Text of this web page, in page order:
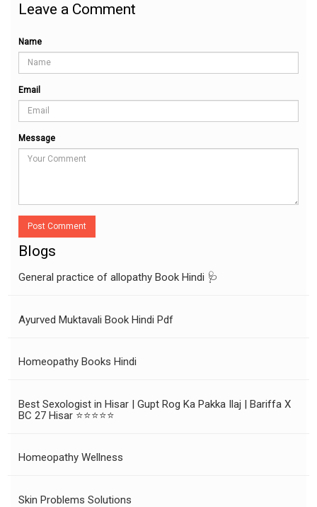
Leave a Comment
Name
Email
Message
Post Comment
Blogs
General practice of allopathy Book Hindi 🩺
Ayurved Muktavali Book Hindi Pdf
Homeopathy Books Hindi
Best Sexologist in Hisar | Gupt Rog Ka Pakka Ilaj | Bariffa X
BC 27 Hisar ⭐⭐⭐⭐⭐
Homeopathy Wellness
Skin Problems Solutions